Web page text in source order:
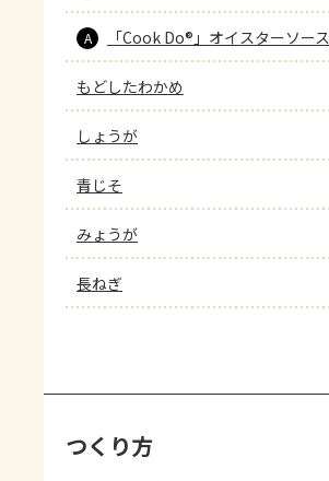
A 「Cook Do®」オイスターソース
もどしたわかめ
しょうが
青じそ
みょうが
長ねぎ
つくり方